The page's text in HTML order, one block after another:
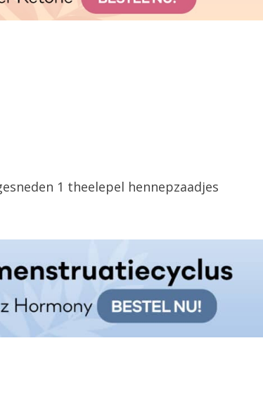
1 theelepel hennepzaadjes